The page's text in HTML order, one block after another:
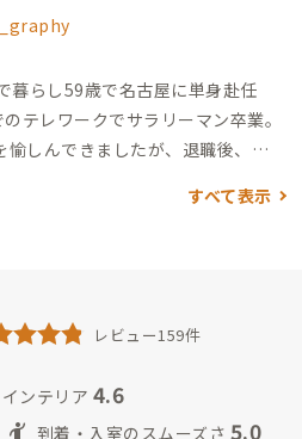
暮らし59歳で名古屋に単身赴任
テレワークでサラリーマン卒業。
しんできましたが、退職後、妻
親を見送った後も、妻も絶賛する
伊賀肉牛肉好きな会員さんが揃え
」は、地元で8割消費され全国に
。絶対に食べてみて〜！
すべて表示
レビュー159件
ンテリア 4.6
到着・入室のスムーズさ 5.0